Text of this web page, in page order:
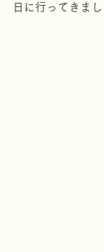
今日は日本画家